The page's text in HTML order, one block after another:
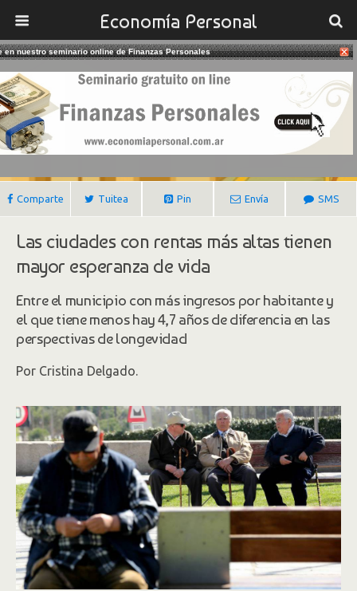
Economía Personal
10/11/2020
El Dinero Alarga La Vida
Gustavo Ibañez Padilla
Comparte Tuitea Pin Envía SMS
Las ciudades con rentas más altas tienen
mayor esperanza de vida
Entre el municipio con más ingresos por habitante y
el que tiene menos hay 4,7 años de diferencia en las
perspectivas de longevidad
Por Cristina Delgado.
en nuestro seminario online de Finanzas Personales